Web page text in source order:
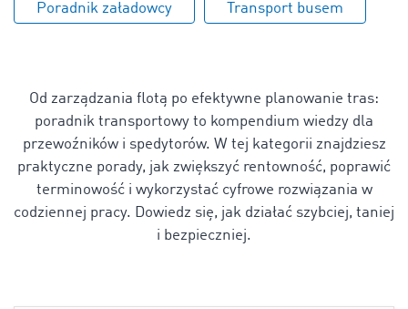
Poradnik załadowcy Transport busem
Od zarządzania flotą po efektywne planowanie tras:
poradnik transportowy to kompendium wiedzy dla
przewoźników i spedytorów. W tej kategorii znajdziesz
praktyczne porady, jak zwiększyć rentowność, poprawić
terminowość i wykorzystać cyfrowe rozwiązania w
codziennej pracy. Dowiedz się, jak działać szybciej, taniej
i bezpieczniej.